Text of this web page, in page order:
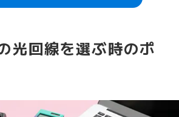
光回線を選ぶ時のポ